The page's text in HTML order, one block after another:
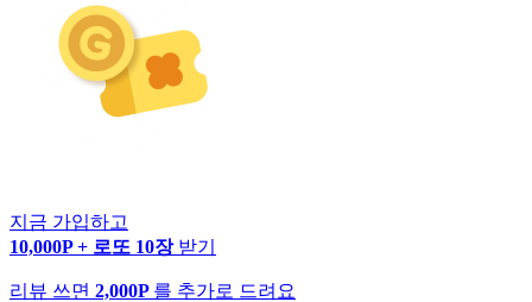
지금 가입하고
10,000P + 로또 10장 받기
리뷰 쓰면 2,000P 를 추가로 드려요